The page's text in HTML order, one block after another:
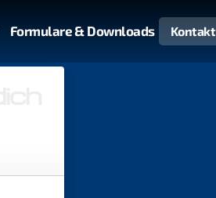
Formulare & Downloads Kontakt